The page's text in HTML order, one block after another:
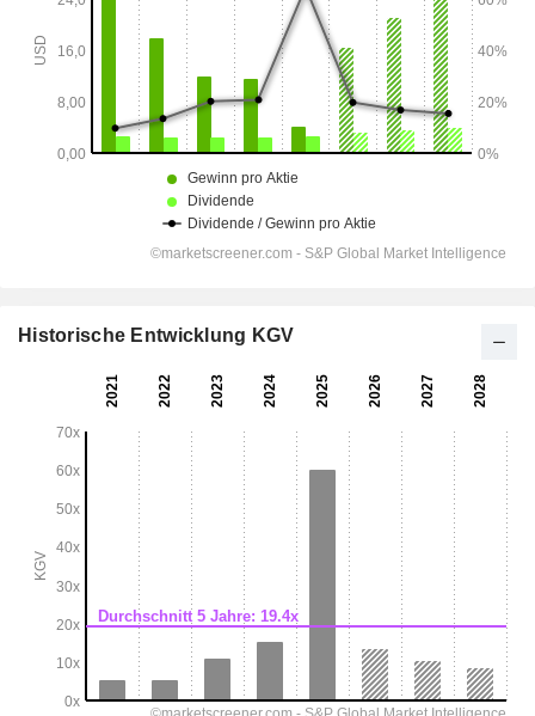
Historische Entwicklung KGV